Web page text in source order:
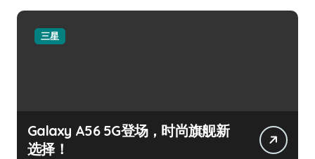
三星
Galaxy A56 5G登场，时尚旗舰新
选择！